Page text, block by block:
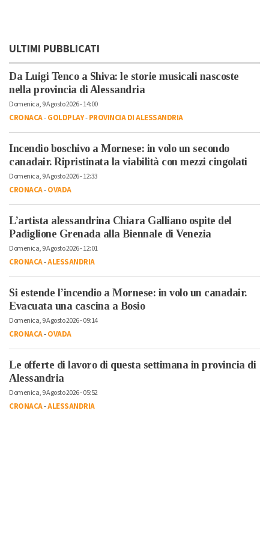
ULTIMI PUBBLICATI
Da Luigi Tenco a Shiva: le storie musicali nascoste
nella provincia di Alessandria
Domenica, 9 Agosto 2026 - 14:00
CRONACA-GOLDPLAY-PROVINCIA DI ALESSANDRIA
Incendio boschivo a Mornese: in volo un secondo
canadair. Ripristinata la viabilità con mezzi cingolati
Domenica, 9 Agosto 2026 - 12:33
CRONACA-OVADA
L’artista alessandrina Chiara Galliano ospite del
Padiglione Grenada alla Biennale di Venezia
Domenica, 9 Agosto 2026 - 12:01
CRONACA-ALESSANDRIA
Si estende l’incendio a Mornese: in volo un canadair.
Evacuata una cascina a Bosio
Domenica, 9 Agosto 2026 - 09:14
CRONACA-OVADA
Le offerte di lavoro di questa settimana in provincia di
Alessandria
Domenica, 9 Agosto 2026 - 05:52
CRONACA-ALESSANDRIA